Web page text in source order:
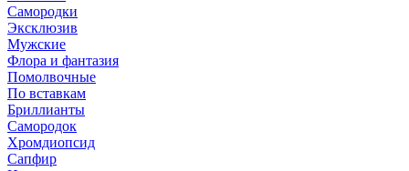
Самородки
Эксклюзив
Мужские
Флора и фантазия
Помолвочные
По вставкам
Бриллианты
Самородок
Хромдиопсид
Сапфир